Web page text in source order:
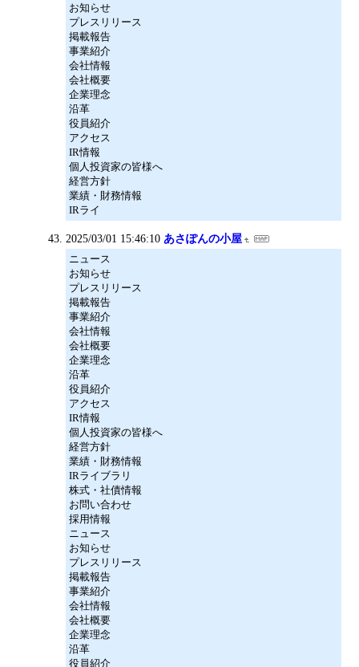
お知らせ
プレスリリース
掲載報告
事業紹介
会社情報
会社概要
企業理念
沿革
役員紹介
アクセス
IR情報
個人投資家の皆様へ
経営方針
業績・財務情報
IRライ
2025/03/01 15:46:10 あさぽんの小屋
ニュース
お知らせ
プレスリリース
掲載報告
事業紹介
会社情報
会社概要
企業理念
沿革
役員紹介
アクセス
IR情報
個人投資家の皆様へ
経営方針
業績・財務情報
IRライブラリ
株式・社債情報
お問い合わせ
採用情報
ニュース
お知らせ
プレスリリース
掲載報告
事業紹介
会社情報
会社概要
企業理念
沿革
役員紹介